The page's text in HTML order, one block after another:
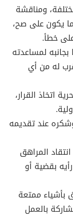
ومناقشة
يكون على صح،
خطأ.
لمساعدته
له من أي
اتخاذ القرار،
عند تقديمه
المراهق
بقضية أو
بأشياء ممتعة
بالعمل